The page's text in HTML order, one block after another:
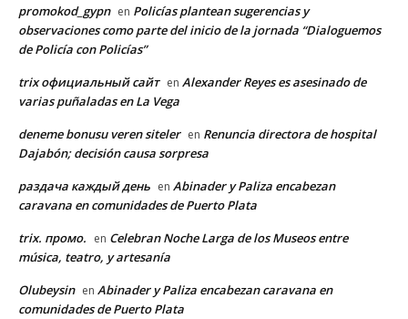
promokod_gypn en Policías plantean sugerencias y
observaciones como parte del inicio de la jornada “Dialoguemos
de Policía con Policías”
trix официальный сайт en Alexander Reyes es asesinado de
varias puñaladas en La Vega
deneme bonusu veren siteler en Renuncia directora de hospital
Dajabón; decisión causa sorpresa
раздача каждый день en Abinader y Paliza encabezan
caravana en comunidades de Puerto Plata
trix. промо. en Celebran Noche Larga de los Museos entre
música, teatro, y artesanía
Olubeysin en Abinader y Paliza encabezan caravana en
comunidades de Puerto Plata